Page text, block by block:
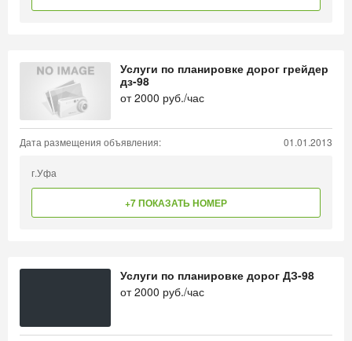
Услуги по планировке дорог грейдер
дз-98
от2000 руб./час
Дата размещения объявления: 01.01.2013
г.Уфа
+7 ПОКАЗАТЬ НОМЕР
Услуги по планировке дорог ДЗ-98
от2000 руб./час